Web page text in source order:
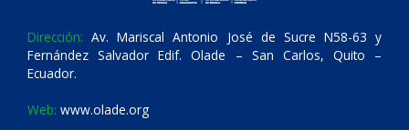
Dirección: Av. Mariscal Antonio José de Sucre N58-63 y
Fernández Salvador Edif. Olade – San Carlos, Quito –
Ecuador.
Web: www.olade.org